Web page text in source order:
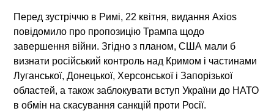
Перед зустріччю в Римі, 22 квітня, видання Axios
повідомило про пропозицію Трампа щодо
завершення війни. Згідно з планом, США мали б
визнати російський контроль над Кримом і частинами
Луганської, Донецької, Херсонської і Запорізької
областей, а також заблокувати вступ України до НАТО
в обмін на скасування санкцій проти Росії.